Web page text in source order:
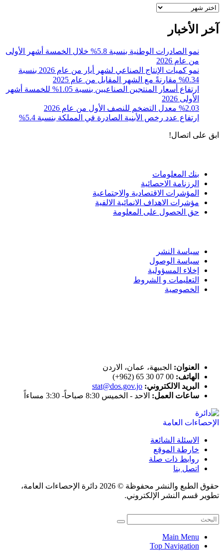
أرشيف
آخر الأخبار
نمو الصادرات الوطنية بنسبة 5.8% خلال الخمسة أشهر الأولى
من عام 2026
نمو كميات الإنتاج الصناعي لشهر أيار من عام 2026 بنسبة
0.34% مقارنةً مع الشهر المقابل من عام 2025
ارتفاع أسعار المنتجين الصناعيين بنسبة 1.05% للخمسة أشهر
الأولى 2026
%2.03 معدل التضخم للنصف الأول من عام 2026
ارتفاع عدد رخص الأبنية الصادرة في المملكة بنسبة 5.4%
ابق على اتصال!
بنك المعلومات
الرزنامة الاحصائية
المؤشرات الاقتصادية والاجتماعية
مؤشرات الاهداف الانمائية الالفية
حق الحصول على المعلومة
سياسة النشر
سياسة الوصول
إخلاء المسؤولية
التعليمات و الشروط
الخصوصية
العنوان: الجبيهة، عمان، الاردن
الهاتف: 00 07 30 65 (962+)
البريد الالكتروني: stat@dos.gov.jo
ساعات العمل: الاحد - الخميس 8:30 صباحاً- 3:30 مساءاً
الاسئلة الشائعة
خارطة الموقع
روابط ذات صلة
اتصل بنا
حقوق الطبع والنشر محفوظة © 2026 دائرة الإحصاءات العامة،
تطوير قسم النشر الإلكتروني.
Main Menu
Top Navigation